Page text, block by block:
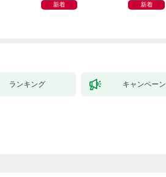
新着 新着
ランキング キャンペーン